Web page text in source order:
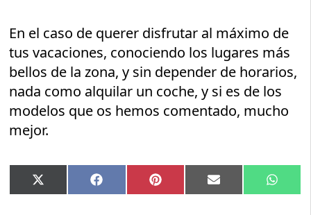
En el caso de querer disfrutar al máximo de
tus vacaciones, conociendo los lugares más
bellos de la zona, y sin depender de horarios,
nada como alquilar un coche, y si es de los
modelos que os hemos comentado, mucho
mejor.
Compartir
en
X
(Twitter)
Compartir
en
Facebook Compartir
en
Pinterest Compartir
en
Email
en